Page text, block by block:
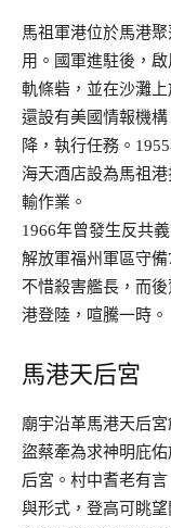
馬祖軍港位於馬港
用。國軍進駐後，
軌條砦，並在沙灘
還設有美國情報機
降，執行任務。
海天酒店設為馬祖
輸作業。
1966年曾發生反共
解放軍福州軍區守
不惜殺害艦長，而
港登陸，喧騰一時。
馬港天后宮
廟宇沿革馬港天后
盜蔡牽為求神明庇
后宮。村中耆老有
與形式，登高可眺